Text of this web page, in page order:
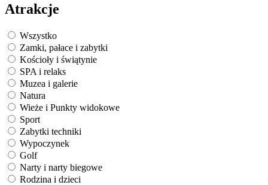
Atrakcje
Wszystko
Zamki, pałace i zabytki
Kościoły i świątynie
SPA i relaks
Muzea i galerie
Natura
Wieże i Punkty widokowe
Sport
Zabytki techniki
Wypoczynek
Golf
Narty i narty biegowe
Rodzina i dzieci